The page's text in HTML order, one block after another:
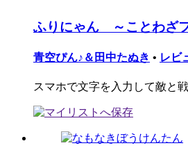
ふりにゃん ～ことわざ
青空ぴん♪＆田中たぬき • レビ
スマホで文字を入力して敵と